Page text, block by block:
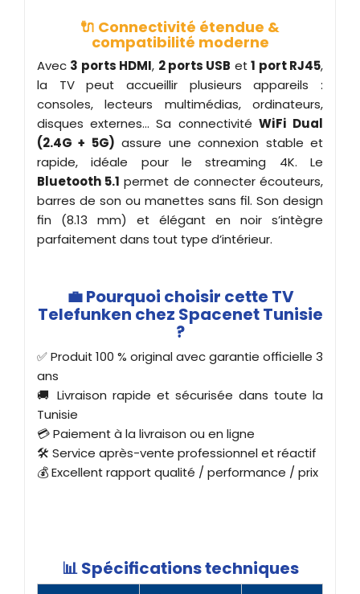
🔌 Connectivité étendue &
compatibilité moderne
Avec 3 ports HDMI, 2 ports USB et1 port RJ45,
la TV peut accueillir plusieurs appareils :
consoles, lecteurs multimédias, ordinateurs,
disques externes… Sa connectivité WiFi Dual
(2.4G + 5G) assure une connexion stable et
rapide, idéale pour le streaming 4K. Le
Bluetooth 5.1 permet de connecter écouteurs,
barres de son ou manettes sans fil. Son design
fin (8.13 mm) et élégant en noir s’intègre
parfaitement dans tout type d’intérieur.
💼 Pourquoi choisir cette TV
Telefunken chez Spacenet Tunisie
?
✅ Produit 100 % original avec garantie officielle 3
ans
🚚 Livraison rapide et sécurisée dans toute la
Tunisie
💳 Paiement à la livraison ou en ligne
🛠️ Service après-vente professionnel et réactif
💰 Excellent rapport qualité / performance / prix
📊 Spécifications techniques